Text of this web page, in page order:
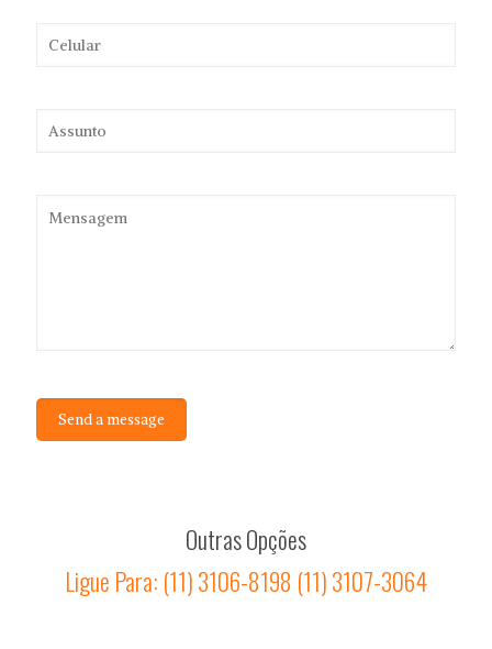
Outras Opções
Ligue Para: (11) 3106-8198 (11) 3107-3064